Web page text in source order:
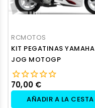
RCMOTOS
KIT PEGATINAS YAMAHA
JOG MOTOGP
70,00 €
AÑADIR A LA CESTA